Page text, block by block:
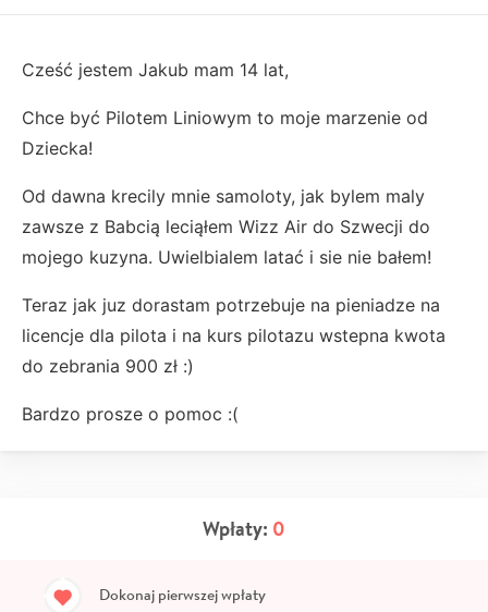
Cześć jestem Jakub mam 14 lat,
Chce być Pilotem Liniowym to moje marzenie od
Dziecka!
Od dawna krecily mnie samoloty, jak bylem maly
zawsze z Babcią leciąłem Wizz Air do Szwecji do
mojego kuzyna. Uwielbialem latać i sie nie bałem!
Teraz jak juz dorastam potrzebuje na pieniadze na
licencje dla pilota i na kurs pilotazu wstepna kwota
do zebrania 900 zł :)
Bardzo prosze o pomoc :(
Wpłaty: 0
Dokonaj pierwszej wpłaty